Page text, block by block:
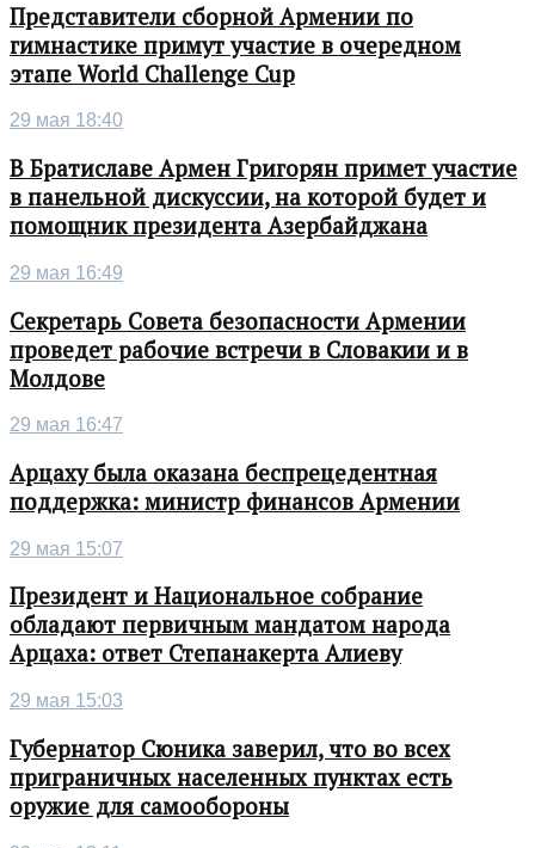
Представители сборной Армении по
гимнастике примут участие в очередном
этапе World Challenge Cup
29 мая 18:40
В Братиславе Армен Григорян примет участие
в панельной дискуссии, на которой будет и
помощник президента Азербайджана
29 мая 16:49
Секретарь Совета безопасности Армении
проведет рабочие встречи в Словакии и в
Молдове
29 мая 16:47
Арцаху была оказана беспрецедентная
поддержка: министр финансов Армении
29 мая 15:07
Президент и Национальное собрание
обладают первичным мандатом народа
Арцаха: ответ Степанакерта Алиеву
29 мая 15:03
Губернатор Сюника заверил, что во всех
приграничных населенных пунктах есть
оружие для самообороны